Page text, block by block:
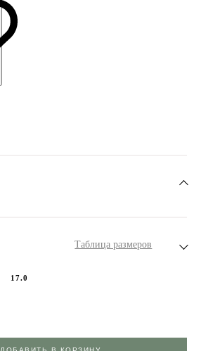
Таблица размеров
17.0